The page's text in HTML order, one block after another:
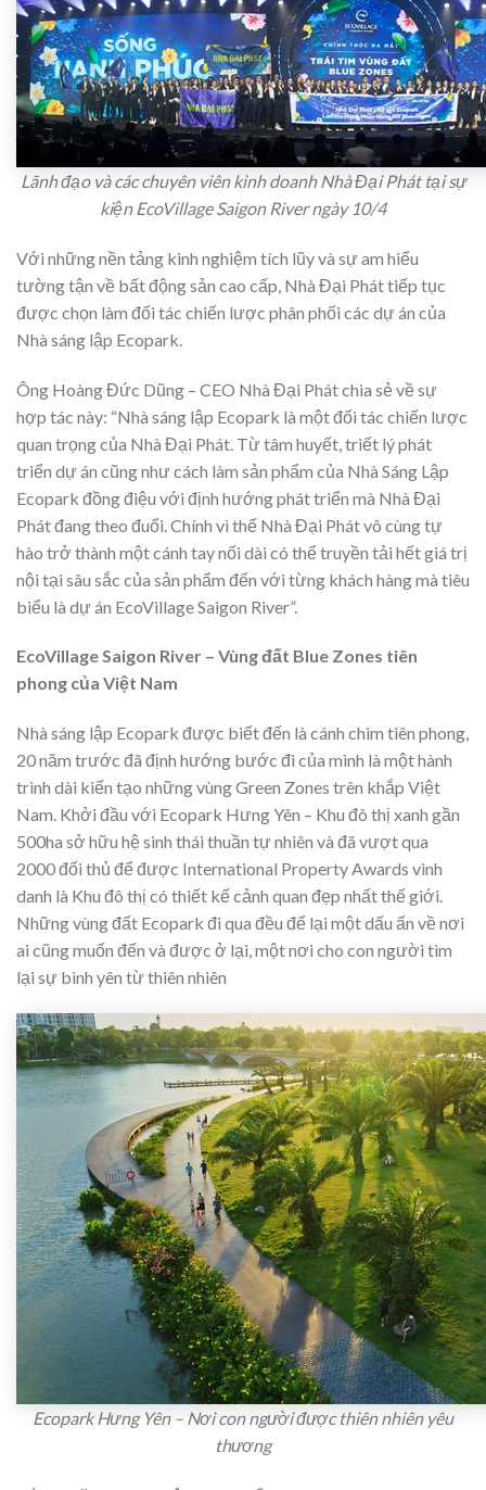
Lãnh đạo và các chuyên viên kinh doanh Nhà Đại Phát tại sự
kiện EcoVillage Saigon River ngày 10/4
Với những nền tảng kinh nghiệm tích lũy và sự am hiểu
tường tận về bất động sản cao cấp, Nhà Đại Phát tiếp tục
được chọn làm đối tác chiến lược phân phối các dự án của
Nhà sáng lập Ecopark.
Ông Hoàng Đức Dũng – CEO Nhà Đại Phát chia sẻ về sự
hợp tác này: “Nhà sáng lập Ecopark là một đối tác chiến lược
quan trọng của Nhà Đại Phát. Từ tâm huyết, triết lý phát
triển dự án cũng như cách làm sản phẩm của Nhà Sáng Lập
Ecopark đồng điệu với định hướng phát triển mà Nhà Đại
Phát đang theo đuổi. Chính vì thế Nhà Đại Phát vô cùng tự
hào trở thành một cánh tay nối dài có thể truyền tải hết giá trị
nội tại sâu sắc của sản phẩm đến với từng khách hàng mà tiêu
biểu là dự án EcoVillage Saigon River”.
EcoVillage Saigon River – Vùng đất Blue Zones tiên
phong của Việt Nam
Nhà sáng lập Ecopark được biết đến là cánh chim tiên phong,
20 năm trước đã định hướng bước đi của mình là một hành
trình dài kiến tạo những vùng Green Zones trên khắp Việt
Nam. Khởi đầu với Ecopark Hưng Yên – Khu đô thị xanh gần
500ha sở hữu hệ sinh thái thuần tự nhiên và đã vượt qua
2000 đối thủ để được International Property Awards vinh
danh là Khu đô thị có thiết kế cảnh quan đẹp nhất thế giới.
Những vùng đất Ecopark đi qua đều để lại một dấu ấn về nơi
ai cũng muốn đến và được ở lại, một nơi cho con người tìm
lại sự bình yên từ thiên nhiên
Ecopark Hưng Yên – Nơi con người được thiên nhiên yêu
thương